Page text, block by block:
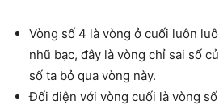
Vòng số 4 là vòng ở cuối luôn
nhũ bạc, đây là vòng chỉ sai số
số ta bỏ qua vòng này.
Đối diện với vòng cuối là vòng